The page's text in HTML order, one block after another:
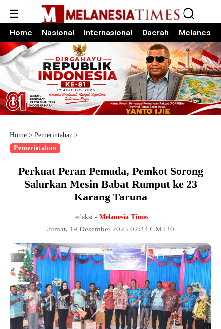
☰
Home Nasional Internasional Daerah Melanesia
Home > Pemerintahan >
Pemerintahan
Perkuat Peran Pemuda, Pemkot Sorong
Salurkan Mesin Babat Rumput ke 23
Karang Taruna
redaksi - Melanesia Times
Jumat, 19 Desember 2025 02:44 GMT+0